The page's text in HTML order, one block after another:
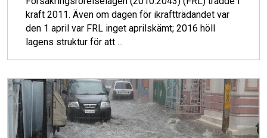
kraft 2011. Även om dagen för ikraftträdandet var
den 1 april var FRL inget aprilskämt; 2016 höll
lagens struktur för att ...